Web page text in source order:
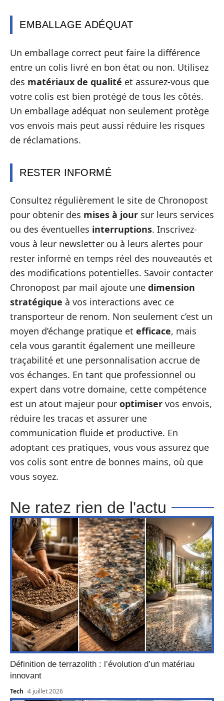
EMBALLAGE ADÉQUAT
Un emballage correct peut faire la différence
entre un colis livré en bon état ou non. Utilisez
des matériaux de qualité et assurez-vous que
votre colis est bien protégé de tous les côtés.
Un emballage adéquat non seulement protège
vos envois mais peut aussi réduire les risques
de réclamations.
RESTER INFORMÉ
Consultez régulièrement le site de Chronopost
pour obtenir des mises à jour sur leurs services
ou des éventuelles interruptions. Inscrivez-
vous à leur newsletter ou à leurs alertes pour
rester informé en temps réel des nouveautés et
des modifications potentielles. Savoir contacter
Chronopost par mail ajoute une dimension
stratégique à vos interactions avec ce
transporteur de renom. Non seulement c’est un
moyen d’échange pratique et efficace, mais
cela vous garantit également une meilleure
traçabilité et une personnalisation accrue de
vos échanges. En tant que professionnel ou
expert dans votre domaine, cette compétence
est un atout majeur pour optimiser vos envois,
réduire les tracas et assurer une
communication fluide et productive. En
adoptant ces pratiques, vous vous assurez que
vos colis sont entre de bonnes mains, où que
vous soyez.
Ne ratez rien de l'actu
Définition de terrazolith : l’évolution d’un matériau
innovant
Tech 4 juillet 2026